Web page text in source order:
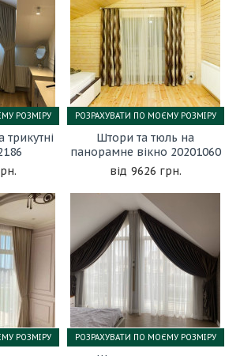
РОЗМІРУ
Штори та тюль на
панорамне вікно 20201060
9626 грн.
РОЗРАХУВАТИ ПО МОЄМУ РОЗМІРУ
РОЗМІРУ РОЗРАХУВАТИ ПО МОЄМУ РОЗМІРУ